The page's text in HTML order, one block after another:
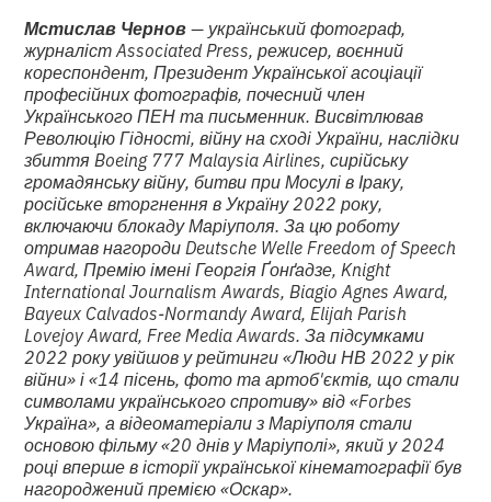
Мстислав Чернов— український фотограф,
журналіст Associated Press, режисер, воєнний
кореспондент, Президент Української асоціації
професійних фотографів, почесний член
Українського ПЕН та письменник. Висвітлював
Революцію Гідності, війну на сході України, наслідки
збиття Boeing 777 Malaysia Airlines, сирійську
громадянську війну, битви при Мосулі в Іраку,
російське вторгнення в Україну 2022 року,
включаючи блокаду Маріуполя. За цю роботу
отримав нагороди Deutsche Welle Freedom of Speech
Award, Премію імені Георгія Ґонґадзе, Knight
International Journalism Awards, Biagio Agnes Award,
Bayeux Calvados-Normandy Award, Elijah Parish
Lovejoy Award, Free Media Awards. За підсумками
2022 року увійшов у рейтинги «Люди НВ 2022 у рік
війни» і «14 пісень, фото та артоб'єктів, що стали
символами українського спротиву» від «Forbes
Україна», а відеоматеріали з Маріуполя стали
основою фільму «20 днів у Маріуполі», який у 2024
році вперше в історії української кінематографії був
нагороджений премією «Оскар».